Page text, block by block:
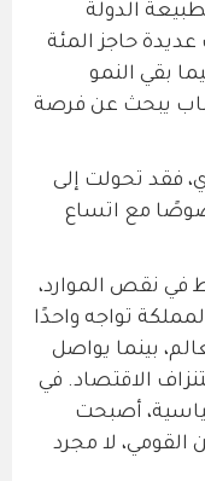
الدولة
حاجز المئة
بقي النمو
يبحث عن فرصة
فقد تحولت إلى
مع اتساع
في نقص الموارد،
تواجه واحدًا
بينما يواصل
الاقتصاد. في
أصبحت
القومي، لا مجرد